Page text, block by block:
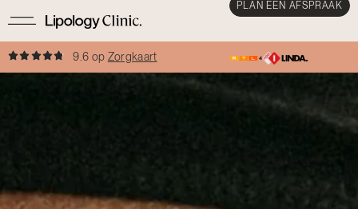
PLAN EEN AFSPRAAK
9.6 op Zorgkaart